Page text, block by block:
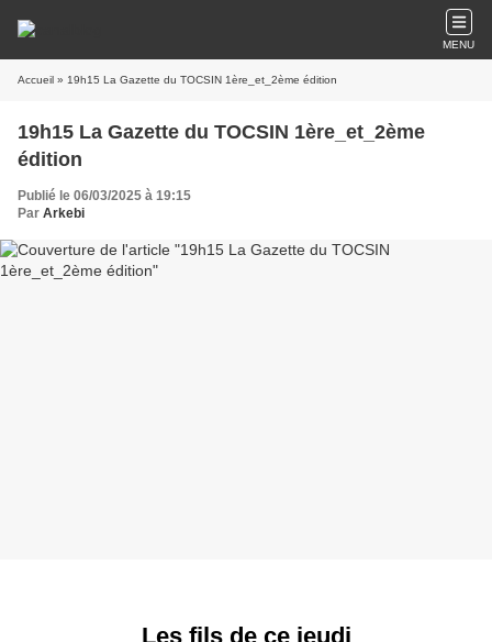
MENU
Accueil » 19h15 La Gazette du TOCSIN 1ère_et_2ème édition
19h15 La Gazette du TOCSIN 1ère_et_2ème
édition
Publié le 06/03/2025 à 19:15
Par Arkebi
Les fils de ce jeudi